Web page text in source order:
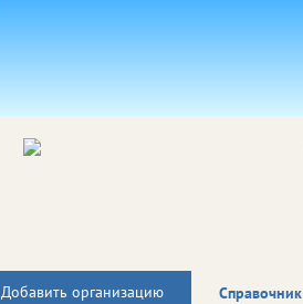
Добавить организацию